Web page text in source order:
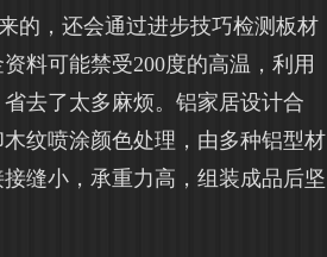
的，还会通过进步技巧检测板材
料可能禁受200度的高温，利用
去了太多麻烦。铝家居设计合
纹喷涂颜色处理，由多种铝型材
缝小，承重力高，组装成品后坚